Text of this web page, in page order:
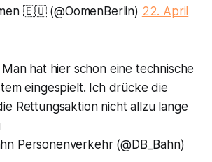
🇪🇺 (@OomenBerlin) 22. April
Man hat hier schon eine technische
eingespielt. Ich drücke die
Rettungsaktion nicht allzu lange
Personenverkehr (@DB_Bahn)